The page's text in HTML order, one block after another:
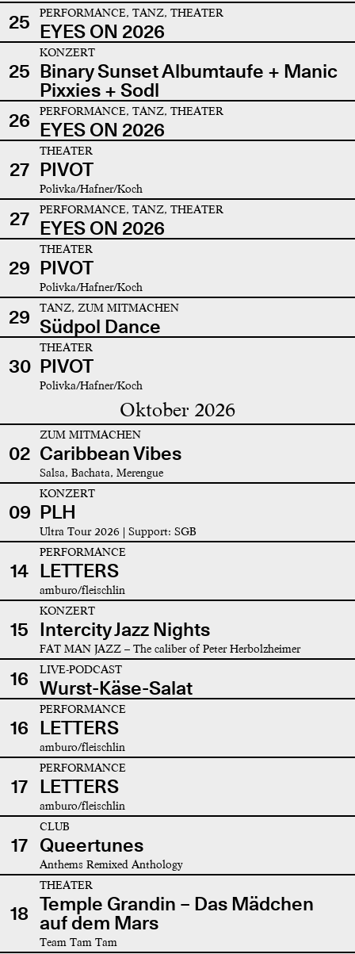
25 PERFORMANCE, TANZ, THEATER
EYES ON 2026
25
KONZERT
Binary Sunset Albumtaufe + Manic
Pixxies + Sodl
26
PERFORMANCE, TANZ, THEATER
EYES ON 2026
27
THEATER
PIVOT
Polivka/Hafner/Koch
27 PERFORMANCE, TANZ, THEATER
EYES ON 2026
29
THEATER
PIVOT
Polivka/Hafner/Koch
29 TANZ, ZUM MITMACHEN
Südpol Dance
30
THEATER
PIVOT
Polivka/Hafner/Koch
Oktober 2026
02
ZUM MITMACHEN
Caribbean Vibes
Salsa, Bachata, Merengue
09
KONZERT
PLH
Ultra Tour 2026 | Support: SGB
14
PERFORMANCE
LETTERS
amburo/fleischlin
15
KONZERT
Intercity Jazz Nights
FAT MAN JAZZ – The caliber of Peter Herbolzheimer
16 LIVE-PODCAST
Wurst-Käse-Salat
16
PERFORMANCE
LETTERS
amburo/fleischlin
17
PERFORMANCE
LETTERS
amburo/fleischlin
17
CLUB
Queertunes
Anthems Remixed Anthology
18
THEATER
Temple Grandin – Das Mädchen
auf dem Mars
Team Tam Tam